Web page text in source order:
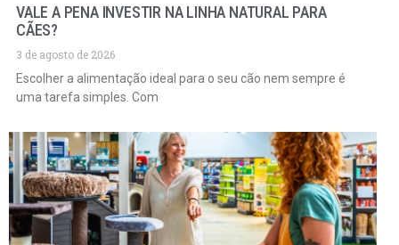
VALE A PENA INVESTIR NA LINHA NATURAL PARA
CÃES?
3 de agosto de 2026
Escolher a alimentação ideal para o seu cão nem sempre é
uma tarefa simples. Com